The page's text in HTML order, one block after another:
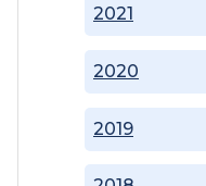
2019
2020
2021